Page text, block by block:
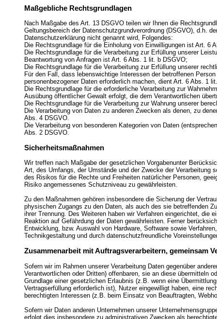
Maßgebliche Rechtsgrundlagen
Nach Maßgabe des Art. 13 DSGVO teilen wir Ihnen die
Geltungsbereich der Datenschutzgrundverordnung (DSGVO), d.h.
Datenschutzerklärung nicht genannt wird, Folgendes:
Die Rechtsgrundlage für die Einholung von Einwilligungen ist Art. 6
Die Rechtsgrundlage für die Verarbeitung zur Erfüllung unserer
Beantwortung von Anfragen ist Art. 6 Abs. 1 lit. b DSGVO;
Die Rechtsgrundlage für die Verarbeitung zur Erfüllung unserer
Für den Fall, dass lebenswichtige Interessen der betroffenen
personenbezogener Daten erforderlich machen, dient Art. 6 Abs. 1
Die Rechtsgrundlage für die erforderliche Verarbeitung zur
Ausübung öffentlicher Gewalt erfolgt, die dem Verantwortlichen
Die Rechtsgrundlage für die Verarbeitung zur Wahrung unserer
Die Verarbeitung von Daten zu anderen Zwecken als denen, zu
Abs. 4 DSGVO.
Die Verarbeitung von besonderen Kategorien von Daten
Abs. 2 DSGVO.
Sicherheitsmaßnahmen
Wir treffen nach Maßgabe der gesetzlichen Vorgabenunter
Art, des Umfangs, der Umstände und der Zwecke der
des Risikos für die Rechte und Freiheiten natürlicher Personen,
Risiko angemessenes Schutzniveau zu gewährleisten.
Zu den Maßnahmen gehören insbesondere die Sicherung der
physischen Zugangs zu den Daten, als auch des sie betreffenden
ihrer Trennung. Des Weiteren haben wir Verfahren eingerichtet, die
Reaktion auf Gefährdung der Daten gewährleisten. Ferner
Entwicklung, bzw. Auswahl von Hardware, Software sowie
Technikgestaltung und durch datenschutzfreundliche
Zusammenarbeit mit Auftragsverarbeitern, gemeinsam
Sofern wir im Rahmen unserer Verarbeitung Daten gegenüber
Verantwortlichen oder Dritten) offenbaren, sie an diese übermitteln
Grundlage einer gesetzlichen Erlaubnis (z.B. wenn eine
Vertragserfüllung erforderlich ist), Nutzer eingewilligt haben, eine
berechtigten Interessen (z.B. beim Einsatz von Beauftragten,
Sofern wir Daten anderen Unternehmen unserer
erfolgt dies insbesondere zu administrativen Zwecken als